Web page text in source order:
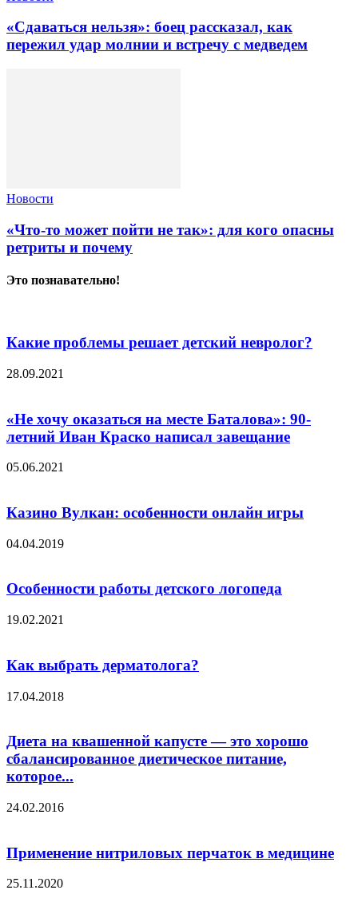
«Сдаваться нельзя»: боец рассказал, как
пережил удар молнии и встречу с медведем
Новости
«Что-то может пойти не так»: для кого опасны
ретриты и почему
Это познавательно!
Какие проблемы решает детский невролог?
28.09.2021
«Не хочу оказаться на месте Баталова»: 90-
летний Иван Краско написал завещание
05.06.2021
Казино Вулкан: особенности онлайн игры
04.04.2019
Особенности работы детского логопеда
19.02.2021
Как выбрать дерматолога?
17.04.2018
Диета на квашенной капусте — это хорошо
сбалансированное диетическое питание,
которое...
24.02.2016
Применение нитриловых перчаток в медицине
25.11.2020